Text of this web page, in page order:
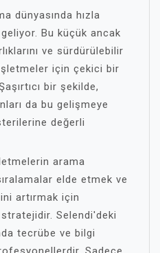
dünyasında hızla
Bu küçük ancak
ve sürdürülebilir
için çekici bir
bir şekilde,
da bu gelişmeye
değerli
arama
elde etmek ve
artırmak için
Selendi'deki
tecrübe ve bilgi